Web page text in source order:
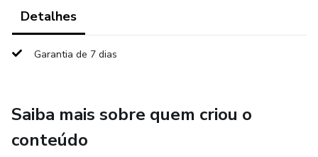
✔️ Conquistar mais clientes com um feed profissional e
organizado
Valor Promocional 💥 Apenas R$ 8,99 💥
Detalhes
Garantia de 7 dias
Saiba mais sobre quem criou o
conteúdo